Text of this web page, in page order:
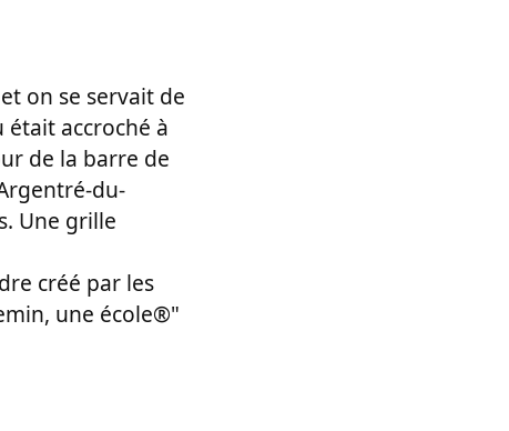
volume.
on se servait de
était accroché à
de la barre de
du-
Une grille
créé par les
une école®"